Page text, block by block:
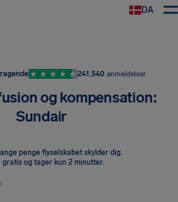
DA
241.540 anmeldelser
og kompensation:
Sundair
penge flyselskabet skylder dig.
gratis og tager kun 2 minutter.